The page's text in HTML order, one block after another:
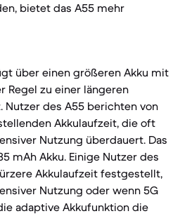
bietet das A55 mehr
über einen größeren Akku mit
Regel zu einer längeren
Nutzer des A55 berichten von
Akkulaufzeit, die oft
Nutzung überdauert. Das
mAh Akku. Einige Nutzer des
Akkulaufzeit festgestellt,
Nutzung oder wenn 5G
adaptive Akkufunktion die